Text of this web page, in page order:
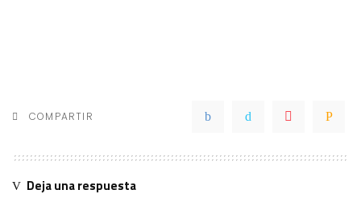
COMPARTIR
Deja una respuesta